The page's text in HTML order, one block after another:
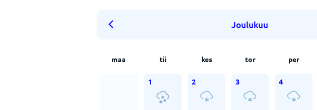
Joulukuu
maa tii kes tor per
1 2 3 4